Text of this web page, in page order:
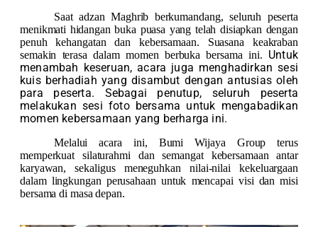
Saat adzan Maghrib berkumandang, seluruh peserta
menikmati hidangan buka puasa yang telah disiapkan dengan
penuh kehangatan dan kebersamaan. Suasana keakraban
semakin terasa dalam momen berbuka bersama ini. Untuk
menambah keseruan, acara juga menghadirkan sesi
kuis berhadiah yang disambut dengan antusias oleh
para peserta. Sebagai penutup, seluruh peserta
melakukan sesi foto bersama untuk mengabadikan
momen kebersamaan yang berharga ini.
Melalui acara ini, Bumi Wijaya Group terus
memperkuat silaturahmi dan semangat kebersamaan antar
karyawan, sekaligus meneguhkan nilai-nilai kekeluargaan
dalam lingkungan perusahaan untuk mencapai visi dan misi
bersama di masa depan.